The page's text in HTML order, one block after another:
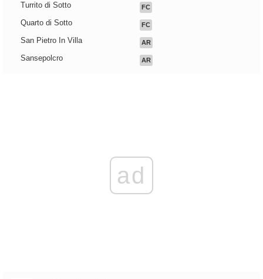
Turrito di Sotto FC
Quarto di Sotto FC
San Pietro In Villa AR
Sansepolcro AR
ad